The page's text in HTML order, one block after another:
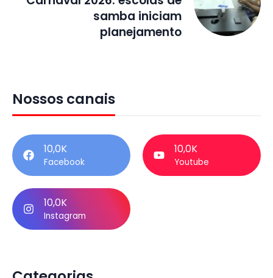
samba iniciam
planejamento
Nossos canais
10,0K
Facebook
10,0K
Youtube
10,0K
Instagram